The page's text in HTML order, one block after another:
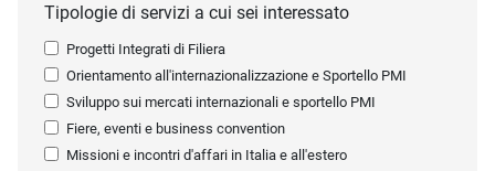
Tipologie di servizi a cui sei interessato
Progetti Integrati di Filiera
Orientamento all'internazionalizzazione e Sportello PMI
Sviluppo sui mercati internazionali e sportello PMI
Fiere, eventi e business convention
Missioni e incontri d'affari in Italia e all'estero